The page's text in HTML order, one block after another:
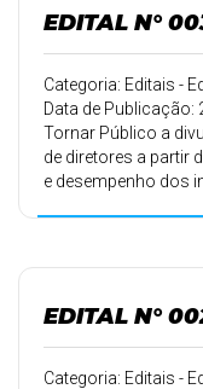
EDITAL N°
Categoria: Editais -
Data de Publicação:
Tornar Público a
de diretores a partir
e desempenho dos
EDITAL N°
Categoria: Editais -